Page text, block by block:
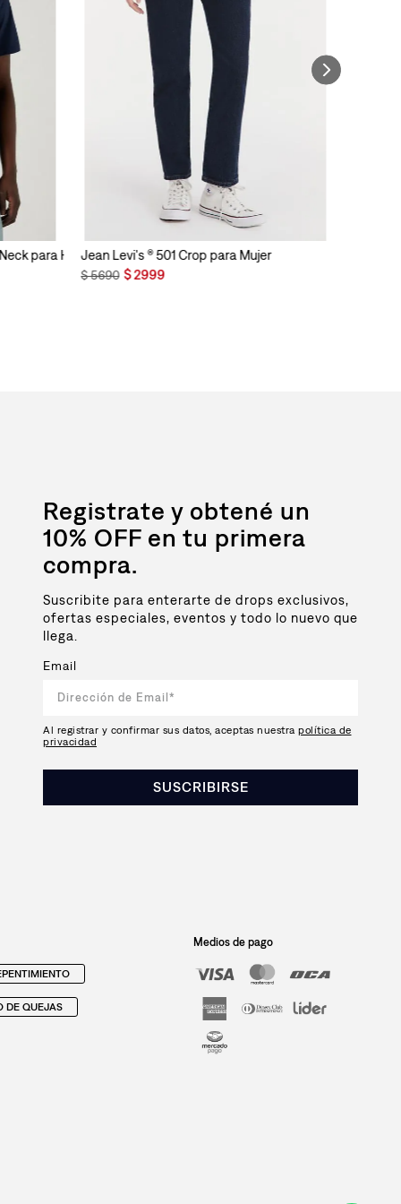
para HombreJean Levi's ® 501 Crop para Mujer
$5690 $2999
Registrate y obtené un
10% OFF en tu primera
compra.
Suscribite para enterarte de drops exclusivos,
ofertas especiales, eventos y todo lo nuevo que
llega.
Email
Al registrar y confirmar sus datos, aceptas nuestra política de
privacidad
SUSCRIBIRSE
DE QUEJAS
Medios de pago